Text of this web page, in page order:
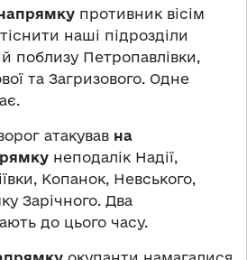
противник вісім
наші підрозділи
поблизу Петропавлівки,
та Загризового. Одне
атакував на
неподалік Надії,
Копанок, Невського,
Зарічного. Два
до цього часу.